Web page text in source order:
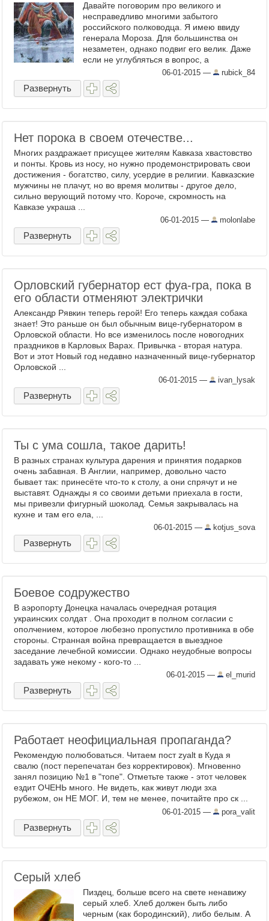
Давайте поговорим про великого и
несправедливо многими забытого
российского полководца. Я имею ввиду
генерала Мороза. Для большинства он
незаметен, однако подвиг его велик. Даже
если не углубляться в вопрос, а
попытаться вспомнить школьный курс
истории, можно оценить его вклад в
ратные под ...
06-01-2015 — rubick_84
Развернуть
Нет порока в своем отечестве...
Многих раздражает присущее жителям Кавказа хвастовство
и понты. Кровь из носу, но нужно продемонстрировать свои
достижения - богатство, силу, усердие в религии. Кавказские
мужчины не плачут, но во время молитвы - другое дело,
сильно верующий потому что. Короче, скромность на
Кавказе украша ...
06-01-2015 — molonlabe
Развернуть
Орловский губернатор ест фуа-гра, пока в
его области отменяют электрички
Александр Рявкин теперь герой! Его теперь каждая собака
знает! Это раньше он был обычным вице-губернатором в
Орловской области. Но все изменилось после новогодних
праздников в Карловых Варах. Привычка - вторая натура.
Вот и этот Новый год недавно назначенный вице-губернатор
Орловской ...
06-01-2015 — ivan_lysak
Развернуть
Ты с ума сошла, такое дарить!
В разных странах культура дарения и принятия подарков
очень забавная. В Англии, например, довольно часто
бывает так: принесёте что-то к столу, а они спрячут и не
выставят. Однажды я со своими детьми приехала в гости,
мы привезли фигурный шоколад. Семья закрывалась на
кухне и там его ела, ...
06-01-2015 — kotjus_sova
Развернуть
Боевое содружество
В аэропорту Донецка началась очередная ротация
украинских солдат . Она проходит в полном согласии с
ополчением, которое любезно пропустило противника в обе
стороны. Странная война превращается в выездное
заседание лечебной комиссии. Однако неудобные вопросы
задавать уже некому - кого-то ...
06-01-2015 — el_murid
Развернуть
Работает неофициальная пропаганда?
Рекомендую полюбоваться. Читаем пост zyalt в Куда я
свалю (пост перепечатан без корректировок). Мгновенно
занял позицию №1 в "топе". Отметьте также - этот человек
ездит ОЧЕНЬ много. Не видеть, как живут люди зха
рубежом, он НЕ МОГ. И, тем не менее, почитайте про ск ...
06-01-2015 — pora_valit
Развернуть
Серый хлеб
Пиздец, больше всего на свете ненавижу
серый хлеб. Хлеб должен быть либо
черным (как бородинский), либо белым. А